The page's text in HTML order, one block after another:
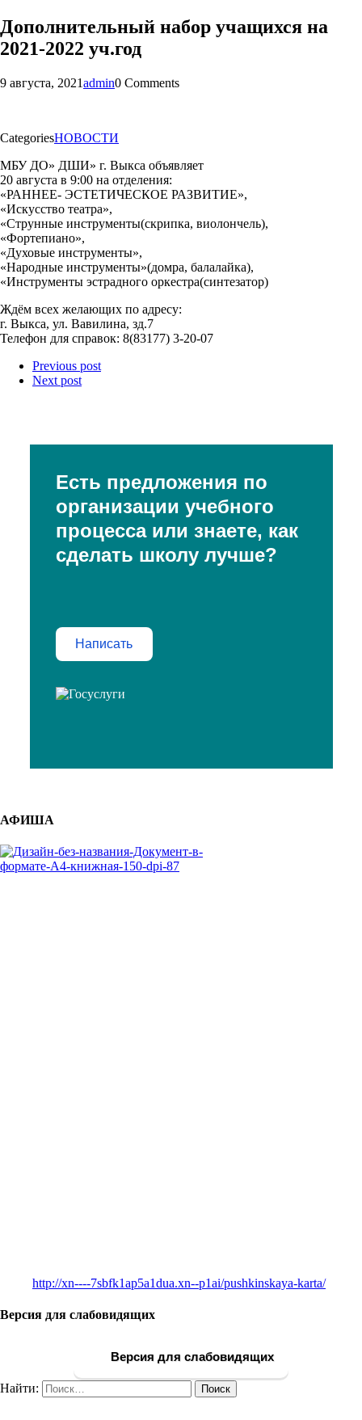
Дополнительный набор учащихся на
2021-2022 уч.год
9 августа, 2021admin0 Comments
CategoriesНОВОСТИ
МБУ ДО» ДШИ» г. Выкса объявляет
20 августа в 9:00 на отделения:
«РАННЕЕ- ЭСТЕТИЧЕСКОЕ РАЗВИТИЕ»,
«Искусство театра»,
«Струнные инструменты(скрипка, виолончель),
«Фортепиано»,
«Духовые инструменты»,
«Народные инструменты»(домра, балалайка),
«Инструменты эстрадного оркестра(синтезатор)
Ждём всех желающих по адресу:
г. Выкса, ул. Вавилина, зд.7
Телефон для справок: 8(83177) 3-20-07
Previous post
Next post
Есть предложения по
организации учебного
процесса или знаете, как
сделать школу лучше?
Написать
АФИША
http://xn----7sbfk1ap5a1dua.xn--p1ai/pushkinskaya-karta/
Версия для слабовидящих
Версия для слабовидящих
Найти: